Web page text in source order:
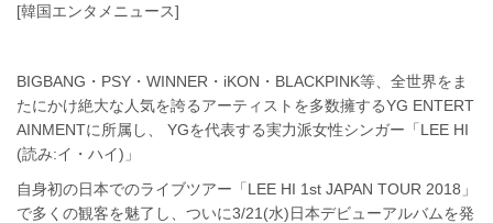
[韓国エンタメニュース]
BIGBANG・PSY・WINNER・iKON・BLACKPINK等、全世界をま
たにかけ絶大な人気を誇るアーティストを多数擁するYG ENTERT
AINMENTに所属し、 YGを代表する実力派女性シンガー「LEE HI
(読み:イ・ハイ)」
自身初の日本でのライブツアー「LEE HI 1st JAPAN TOUR 2018」
で多くの観客を魅了し、ついに3/21(水)日本デビューアルバムを発